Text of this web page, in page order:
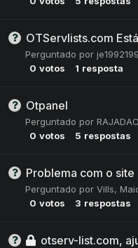
OTServlists.com
Perguntado por
0 votos 1 resposta
Otpanel
Perguntado por RAJADAO
0 votos 5 respostas
Problema com o site
Perguntado por Vills,
0 votos 3 respostas
otserv-list.com,